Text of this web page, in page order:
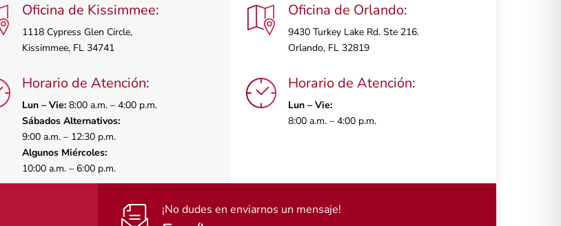
Oficina de Kissimmee:
1118 Cypress Glen Circle,
Kissimmee, FL 34741
Horario de Atención:
Lun – Vie: 8:00 a.m. – 4:00 p.m.
Sábados Alternativos:
9:00 a.m. – 12:30 p.m.
Algunos Miércoles:
10:00 a.m. – 6:00 p.m.
Oficina de Orlando:
9430 Turkey Lake Rd. Ste 216.
Orlando, FL 32819
Horario de Atención:
Lun – Vie:
8:00 a.m. – 4:00 p.m.
¡No dudes en enviarnos un mensaje!